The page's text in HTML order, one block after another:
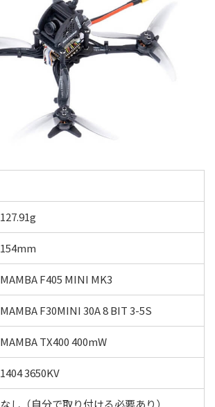
127.91g
154mm
MAMBA F405 MINI MK3
MAMBA F30MINI 30A 8 BIT 3-5S
MAMBA TX400 400mW
1404 3650KV
なし（自分で取り付ける必要あり）